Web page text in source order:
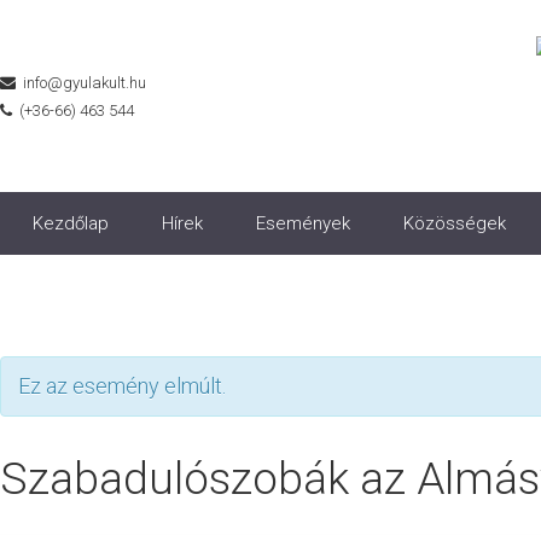
info@gyulakult.hu
(+36-66) 463 544
Kezdőlap Hírek Események Közösségek
Ez az esemény elmúlt.
Szabadulószobák az